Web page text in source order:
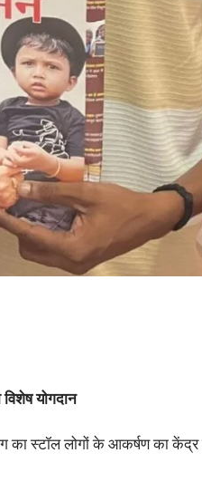
योगदान
का स्टॉल लोगों के आकर्षण का